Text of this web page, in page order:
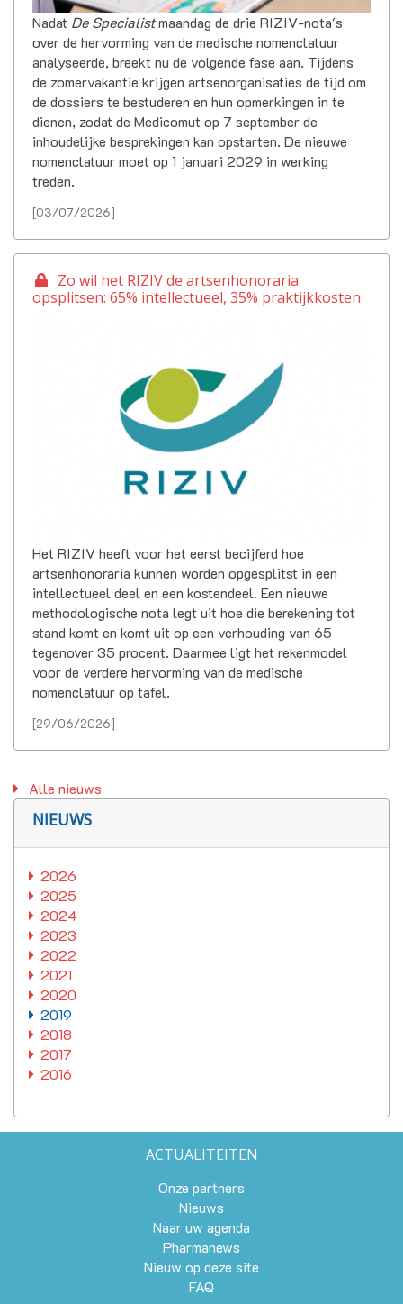
Nadat De Specialistmaandag de drie RIZIV-nota's
over de hervorming van de medische nomenclatuur
analyseerde, breekt nu de volgende fase aan. Tijdens
de zomervakantie krijgen artsenorganisaties de tijd om
de dossiers te bestuderen en hun opmerkingen in te
dienen, zodat de Medicomut op 7 september de
inhoudelijke besprekingen kan opstarten. De nieuwe
nomenclatuur moet op 1 januari 2029 in werking
treden.
[03/07/2026]
Zo wil het RIZIV de artsenhonoraria
opsplitsen: 65% intellectueel, 35% praktijkkosten
Het RIZIV heeft voor het eerst becijferd hoe
artsenhonoraria kunnen worden opgesplitst in een
intellectueel deel en een kostendeel. Een nieuwe
methodologische nota legt uit hoe die berekening tot
stand komt en komt uit op een verhouding van 65
tegenover 35 procent. Daarmee ligt het rekenmodel
voor de verdere hervorming van de medische
nomenclatuur op tafel.
[29/06/2026]
Alle nieuws
NIEUWS
2026
2025
2024
2023
2022
2021
2020
2019
2018
2017
2016
ACTUALITEITEN
Onze partners
Nieuws
Naar uw agenda
Pharmanews
Nieuw op deze site
FAQ